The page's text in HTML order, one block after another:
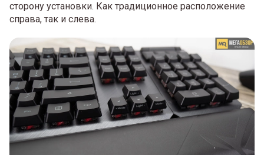
сторону установки. Как традиционное расположение
справа, так и слева.